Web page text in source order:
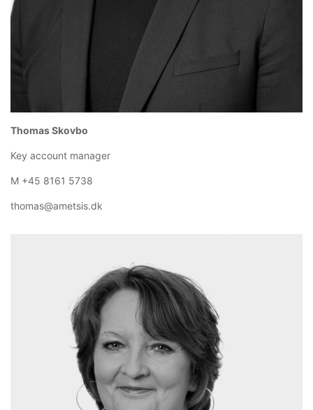
Thomas Skovbo
Key account manager
M +45 8161 5738
thomas@ametsis.dk